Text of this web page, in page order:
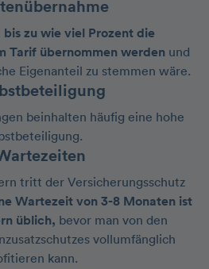
zu wie viel Prozent die
Tarif übernommen werden und
Eigenanteil zu stemmen wäre.
beinhalten häufig eine hohe
tritt der Versicherungsschutz
Wartezeit von 3-8 Monaten ist
üblich, bevor man von den
vollumfänglich
kann.